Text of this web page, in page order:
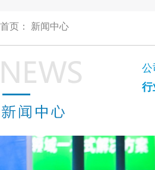
首页 ： 新闻中心
公
行